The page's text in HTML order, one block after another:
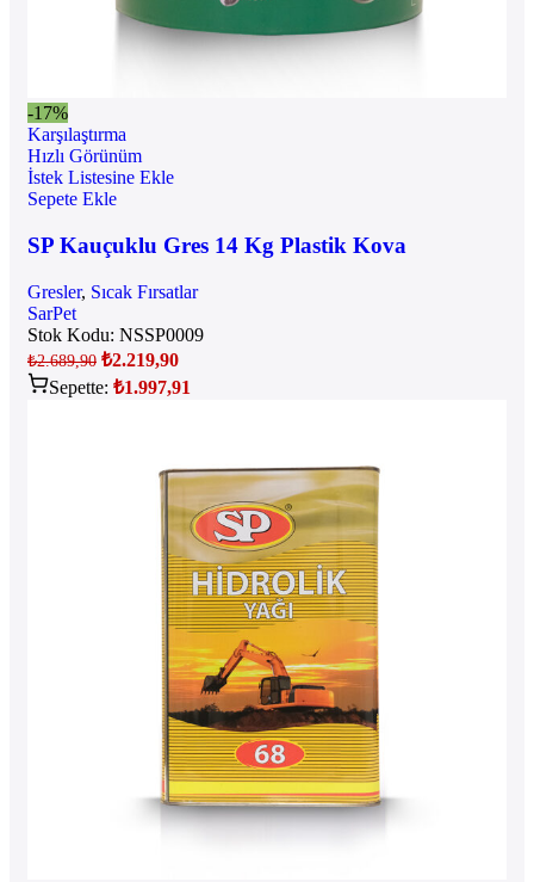
-17%
Karşılaştırma
Hızlı Görünüm
İstek Listesine Ekle
Sepete Ekle
SP Kauçuklu Gres 14 Kg Plastik Kova
Gresler, Sıcak Fırsatlar
SarPet
Stok Kodu: NSSP0009
₺2.689,90 ₺2.219,90
Sepette: ₺1.997,91